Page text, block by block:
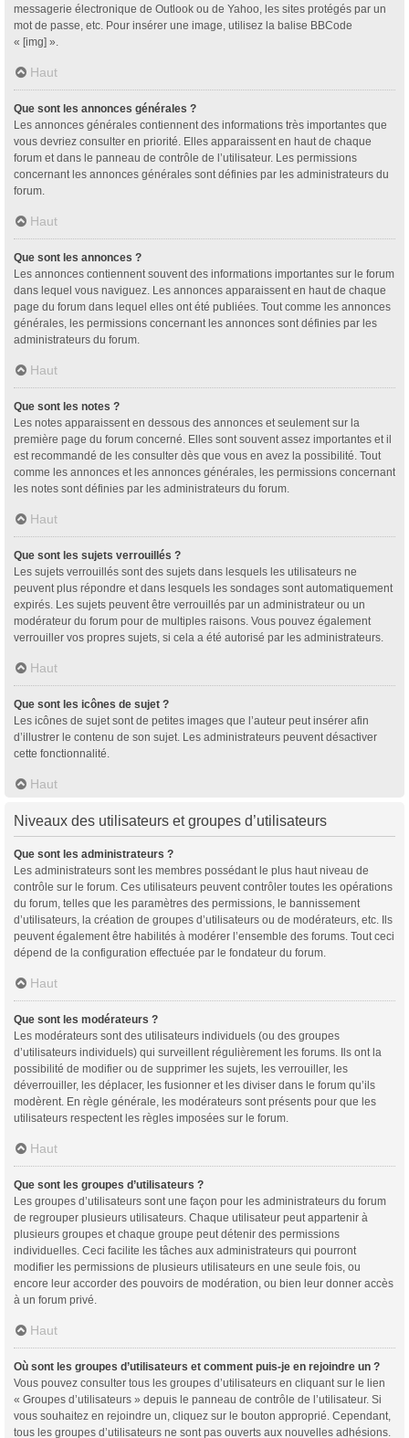
messagerie électronique de Outlook ou de Yahoo, les sites protégés par un
mot de passe, etc. Pour insérer une image, utilisez la balise BBCode
« [img] ».
Haut
Que sont les annonces générales ?
Les annonces générales contiennent des informations très importantes que
vous devriez consulter en priorité. Elles apparaissent en haut de chaque
forum et dans le panneau de contrôle de l’utilisateur. Les permissions
concernant les annonces générales sont définies par les administrateurs du
forum.
Haut
Que sont les annonces ?
Les annonces contiennent souvent des informations importantes sur le forum
dans lequel vous naviguez. Les annonces apparaissent en haut de chaque
page du forum dans lequel elles ont été publiées. Tout comme les annonces
générales, les permissions concernant les annonces sont définies par les
administrateurs du forum.
Haut
Que sont les notes ?
Les notes apparaissent en dessous des annonces et seulement sur la
première page du forum concerné. Elles sont souvent assez importantes et il
est recommandé de les consulter dès que vous en avez la possibilité. Tout
comme les annonces et les annonces générales, les permissions concernant
les notes sont définies par les administrateurs du forum.
Haut
Que sont les sujets verrouillés ?
Les sujets verrouillés sont des sujets dans lesquels les utilisateurs ne
peuvent plus répondre et dans lesquels les sondages sont automatiquement
expirés. Les sujets peuvent être verrouillés par un administrateur ou un
modérateur du forum pour de multiples raisons. Vous pouvez également
verrouiller vos propres sujets, si cela a été autorisé par les administrateurs.
Haut
Que sont les icônes de sujet ?
Les icônes de sujet sont de petites images que l’auteur peut insérer afin
d’illustrer le contenu de son sujet. Les administrateurs peuvent désactiver
cette fonctionnalité.
Haut
Niveaux des utilisateurs et groupes d’utilisateurs
Que sont les administrateurs ?
Les administrateurs sont les membres possédant le plus haut niveau de
contrôle sur le forum. Ces utilisateurs peuvent contrôler toutes les opérations
du forum, telles que les paramètres des permissions, le bannissement
d’utilisateurs, la création de groupes d’utilisateurs ou de modérateurs, etc. Ils
peuvent également être habilités à modérer l’ensemble des forums. Tout ceci
dépend de la configuration effectuée par le fondateur du forum.
Haut
Que sont les modérateurs ?
Les modérateurs sont des utilisateurs individuels (ou des groupes
d’utilisateurs individuels) qui surveillent régulièrement les forums. Ils ont la
possibilité de modifier ou de supprimer les sujets, les verrouiller, les
déverrouiller, les déplacer, les fusionner et les diviser dans le forum qu’ils
modèrent. En règle générale, les modérateurs sont présents pour que les
utilisateurs respectent les règles imposées sur le forum.
Haut
Que sont les groupes d’utilisateurs ?
Les groupes d’utilisateurs sont une façon pour les administrateurs du forum
de regrouper plusieurs utilisateurs. Chaque utilisateur peut appartenir à
plusieurs groupes et chaque groupe peut détenir des permissions
individuelles. Ceci facilite les tâches aux administrateurs qui pourront
modifier les permissions de plusieurs utilisateurs en une seule fois, ou
encore leur accorder des pouvoirs de modération, ou bien leur donner accès
à un forum privé.
Haut
Où sont les groupes d’utilisateurs et comment puis-je en rejoindre un ?
Vous pouvez consulter tous les groupes d’utilisateurs en cliquant sur le lien
« Groupes d’utilisateurs » depuis le panneau de contrôle de l’utilisateur. Si
vous souhaitez en rejoindre un, cliquez sur le bouton approprié. Cependant,
tous les groupes d’utilisateurs ne sont pas ouverts aux nouvelles adhésions.